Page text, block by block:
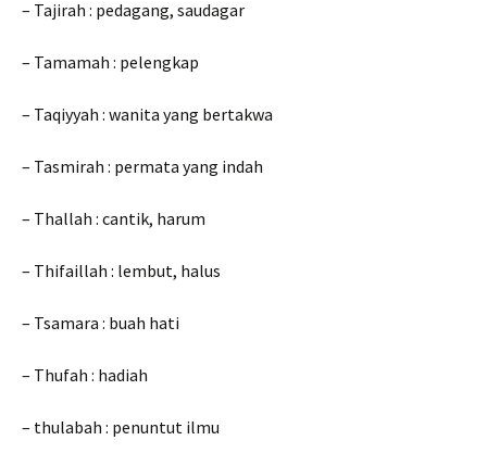
– Tajirah : pedagang, saudagar
– Tamamah : pelengkap
– Taqiyyah : wanita yang bertakwa
– Tasmirah : permata yang indah
– Thallah : cantik, harum
– Thifaillah : lembut, halus
– Tsamara : buah hati
– Thufah : hadiah
– thulabah : penuntut ilmu